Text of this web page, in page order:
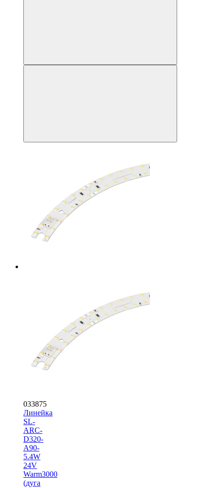
033875
Линейка
SL-
ARC-
D320-
A90-
5.4W
24V
Warm3000
(дуга